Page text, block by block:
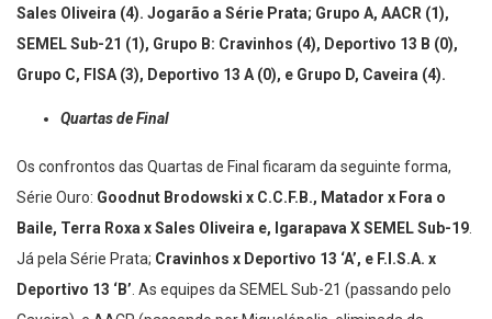
Sales Oliveira (4). Jogarão a Série Prata; Grupo A, AACR (1),
SEMEL Sub-21 (1), Grupo B: Cravinhos (4), Deportivo 13 B (0),
Grupo C, FISA (3), Deportivo 13 A (0), e Grupo D, Caveira (4).
Quartas de Final
Os confrontos das Quartas de Final ficaram da seguinte forma,
Série Ouro: Goodnut Brodowski x C.C.F.B., Matador x Fora o
Baile, Terra Roxa x Sales Oliveira e, Igarapava X SEMEL Sub-19.
Já pela Série Prata; Cravinhos x Deportivo 13 ‘A’, e F.I.S.A. x
Deportivo 13 ‘B’ . As equipes da SEMEL Sub-21 (passando pelo